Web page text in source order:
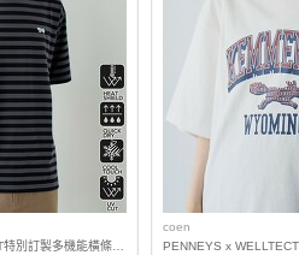
coen